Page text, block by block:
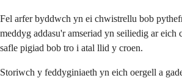
Fel arfer byddwch yn ei chwistrellu bob
meddyg addasu'r amseriad yn seiliedig ar
safle pigiad bob tro i atal llid y croen.
Storiwch y feddyginiaeth yn eich oergell a